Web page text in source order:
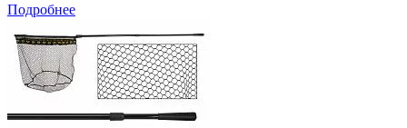
Подробнее